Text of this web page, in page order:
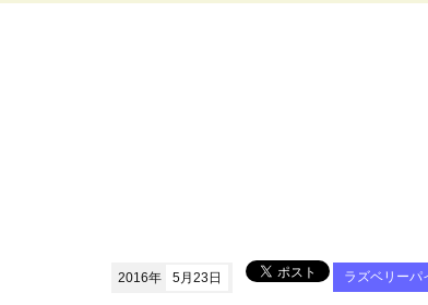
2016年 5月23日 ラズベリーパ